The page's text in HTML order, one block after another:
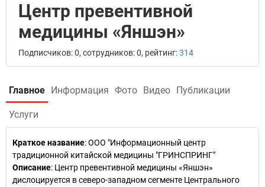
Центр превентивной
медицины «Яншэн»
Подписчиков: 0, сотрудников: 0, рейтинг:314
Главное Информация Фото Видео Публикации
Услуги
Краткое название:ООО "Информационный центр
традиционной китайской медицины "ГРИНСПРИНГ"
Описание: Центр превентивной медицины «Яншэн»
дислоцируется в северо-западном сегменте Центрального